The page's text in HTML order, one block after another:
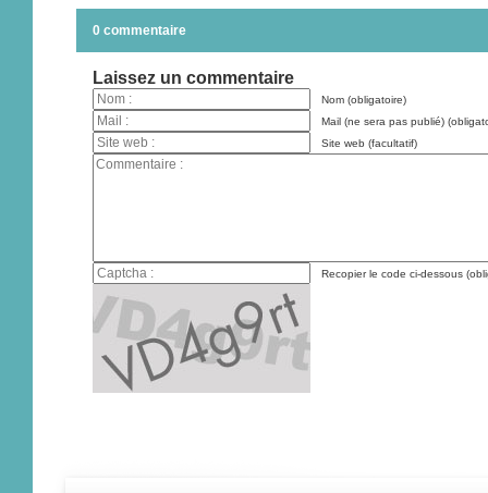
0 commentaire
Laissez un commentaire
Nom (obligatoire)
Mail (ne sera pas publié)
Site web (facultatif)
Recopier le code ci-dessous